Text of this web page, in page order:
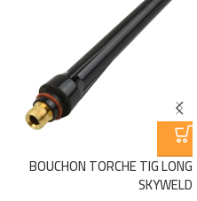
BOUCHON TORCHE TIG LONG
SKYWELD